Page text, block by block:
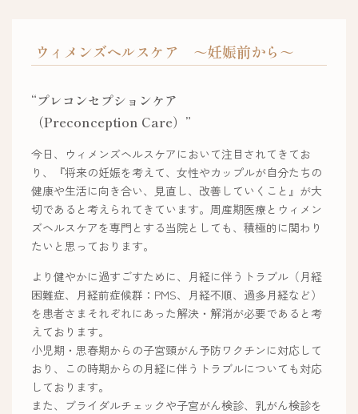
ウィメンズヘルスケア ～妊娠前から～
“プレコンセプションケア
（Preconception Care）”
今日、ウィメンズヘルスケアにおいて注目されてきてお
り、『将来の妊娠を考えて、女性やカップルが自分たちの
健康や生活に向き合い、見直し、改善していくこと』が大
切であると考えられてきています。周産期医療とウィメン
ズヘルスケアを専門とする当院としても、積極的に関わり
たいと思っております。
より健やかに過すごすために、月経に伴うトラブル（月経
困難症、月経前症候群：PMS、月経不順、過多月経など）
を患者さまそれぞれにあった解決・解消が必要であると考
えております。
小児期・思春期からの子宮頸がん予防ワクチンに対応して
おり、この時期からの月経に伴うトラブルについても対応
しております。
また、ブライダルチェックや子宮がん検診、乳がん検診を